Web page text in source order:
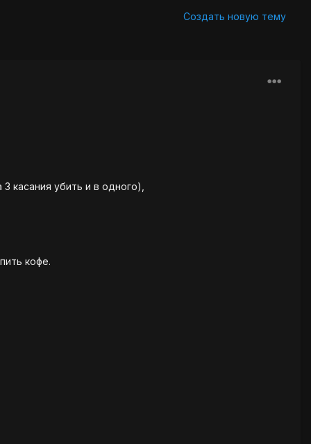
Создать новую тему
касания убить и в одного),
кофе.